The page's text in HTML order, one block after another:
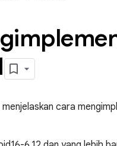
menjelaskan cara